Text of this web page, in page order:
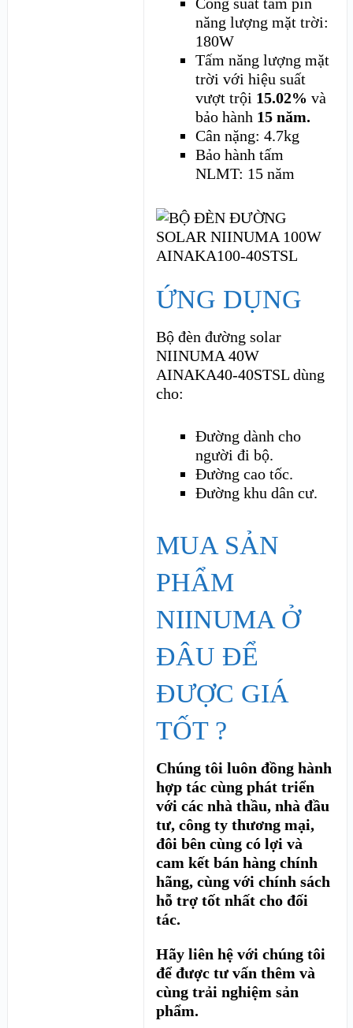
Công suất tấm pin
năng lượng mặt trời:
180W
Tấm năng lượng mặt
trời với hiệu suất
vượt trội 15.02% và
bảo hành 15 năm.
Cân nặng: 4.7kg
Bảo hành tấm
NLMT: 15 năm
ỨNG DỤNG
Bộ đèn đường solar
NIINUMA 40W
AINAKA40-40STSL dùng
cho:
Đường dành cho
người đi bộ.
Đường cao tốc.
Đường khu dân cư.
MUA SẢN
PHẨM
NIINUMA Ở
ĐÂU ĐỂ
ĐƯỢC GIÁ
TỐT ?
Chúng tôi luôn đồng hành
hợp tác cùng phát triển
với các nhà thầu, nhà đầu
tư, công ty thương mại,
đôi bên cùng có lợi và
cam kết bán hàng chính
hãng, cùng với chính sách
hỗ trợ tốt nhất cho đối
tác.
Hãy liên hệ với chúng tôi
để được tư vấn thêm và
cùng trải nghiệm sản
phẩm.